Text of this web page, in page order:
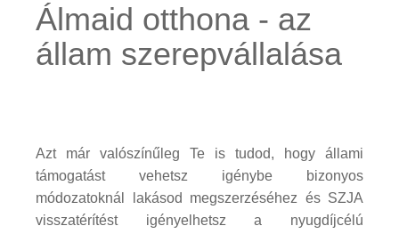
Álmaid otthona - az
állam szerepvállalása
Azt már valószínűleg Te is tudod, hogy állami
támogatást vehetsz igénybe bizonyos
módozatoknál lakásod megszerzéséhez és SZJA
visszatérítést igényelhetsz a nyugdíjcélú